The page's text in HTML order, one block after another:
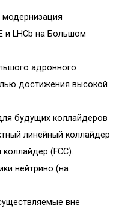
модернизация
и LHCb на Большом
адронного
достижения высокой
будущих коллайдеров
линейный коллайдер
(FCC).
нейтрино (на
вне